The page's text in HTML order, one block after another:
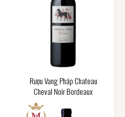
Rượu Vang Pháp Chateau
Cheval Noir Bordeaux